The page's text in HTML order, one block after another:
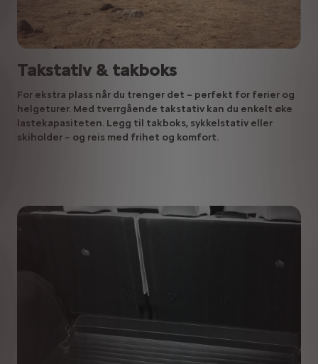
Takstativ & takboks
For ekstra plass når du trenger det – perfekt for ferier og
helgeturer. Med tverrgående takstativ kan du enkelt øke
lastekapasiteten. Legg til takboks, sykkelstativ eller
skiholder – og reis med frihet og komfort.